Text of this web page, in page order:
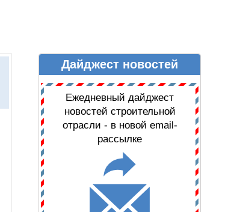
ДАЙДЖЕСТ НОВОСТЕЙДайджест новостей
Ежедневный дайджест
новостей строительной
отрасли - в новой email-
рассылке